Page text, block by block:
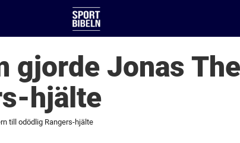
gjorde Jonas
hjälte
till odödlig Rangers-hjälte